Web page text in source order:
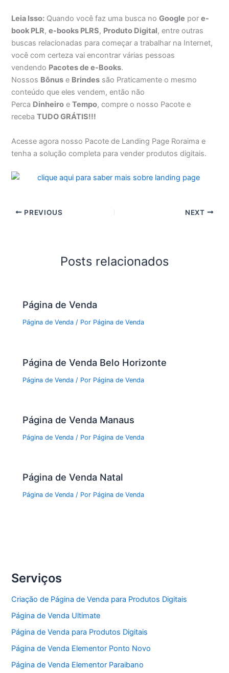
Leia Isso: Quando você faz uma busca noGoogle pore-
book PLR,e-books PLRS, Produto Digital, entre outras
buscas relacionadas para começar a trabalhar na Internet,
você com certeza vai encontrar várias pessoas
vendendo Pacotes de e-Books.
Nossos Bônus e Brindes são Praticamente o mesmo
conteúdo que eles vendem, então não
Perca Dinheiro eTempo, compre o nosso Pacote e
recebaTUDO GRÁTIS!!!
Acesse agora nosso Pacote de Landing Page Roraima e
tenha a solução completa para vender produtos digitais.
PREVIOUS NEXT
Posts relacionados
Página de Venda
Página de Venda / Por Página de Venda
Página de Venda Belo Horizonte
Página de Venda / Por Página de Venda
Página de Venda Manaus
Página de Venda / Por Página de Venda
Página de Venda Natal
Página de Venda / Por Página de Venda
Serviços
Criação de Página de Venda para Produtos Digitais
Página de Venda Ultimate
Página de Venda para Produtos Digitais
Página de Venda Elementor Ponto Novo
Página de Venda Elementor Paraibano